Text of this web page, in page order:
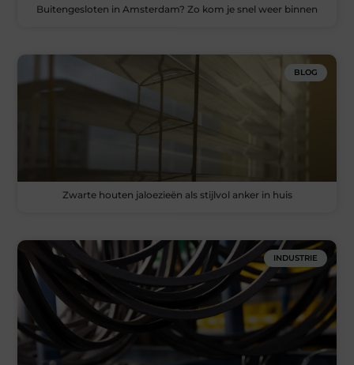
Buitengesloten in Amsterdam? Zo kom je snel weer binnen
BLOG
Zwarte houten jaloezieën als stijlvol anker in huis
INDUSTRIE